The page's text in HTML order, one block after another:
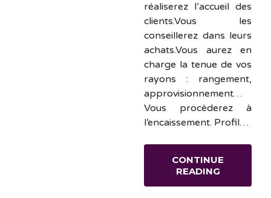
réaliserez l’accueil des
clients.Vous les
conseillerez dans leurs
achats.Vous aurez en
charge la tenue de vos
rayons : rangement,
approvisionnement…
Vous procèderez à
l’encaissement. Profil…
CONTINUE
READING